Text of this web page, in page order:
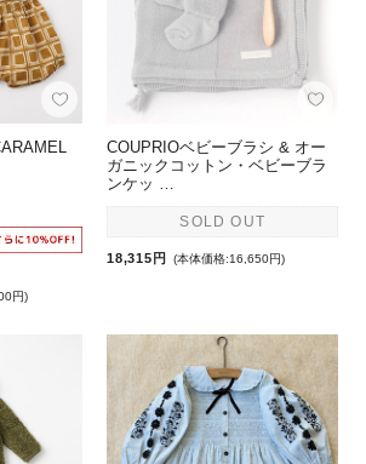
円)
COUPRIOベビーブラシ & オー
ガニックコットン・ベビーブラ
ンケッ …
SOLD OUT
18,315円 (本体価格:16,650円)